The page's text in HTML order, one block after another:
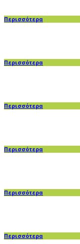
Περισσότερα
Περισσότερα
Περισσότερα
Περισσότερα
Περισσότερα
Περισσότερα